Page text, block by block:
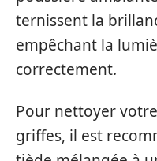
ternissent la
empêchant la
correctement.
Pour nettoyer
griffes, il est